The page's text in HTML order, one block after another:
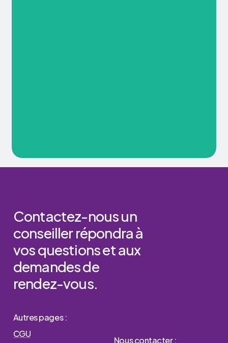
Contactez-nousun
conseillerrépondraà
vosquestionsetaux
demandesde
rendez-vous.
Autres pages :
CGU
Nous contacter :